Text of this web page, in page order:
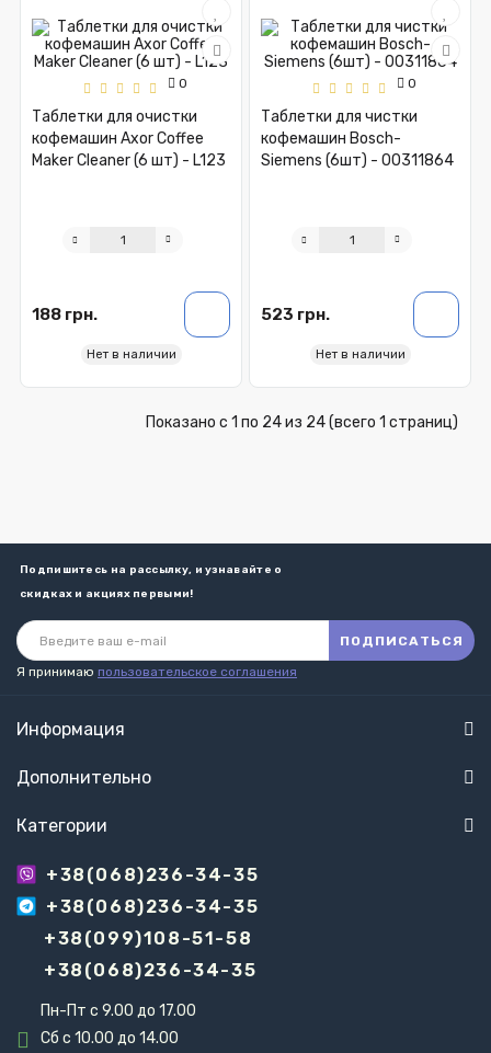
0
Таблетки для очистки
кофемашин Axor Coffee
Maker Cleaner (6 шт) - L123
188 грн.
Нет в наличии
0
Таблетки для чистки
кофемашин Bosch-
Siemens (6шт) - 00311864
523 грн.
Нет в наличии
Показано с 1 по 24 из 24 (всего 1 страниц)
Подпишитесь на рассылку, и узнавайте о
скидках и акциях первыми!
ПОДПИСАТЬСЯ
Я принимаю пользовательское соглашения
Информация
Дополнительно
Категории
+38(068)236-34-35
+38(068)236-34-35
+38(099)108-51-58
+38(068)236-34-35
Пн-Пт с 9.00 до 17.00
Сб с 10.00 до 14.00